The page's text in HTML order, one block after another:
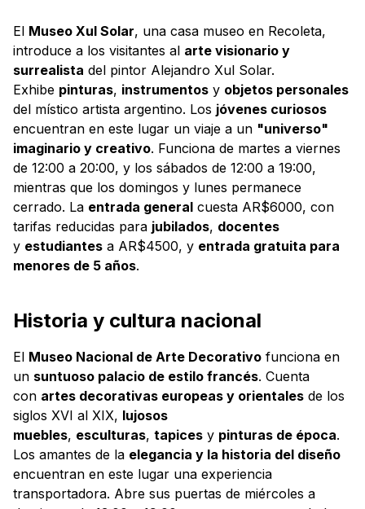
El Museo Xul Solar, una casa museo en Recoleta,
introduce a los visitantes al arte visionario y
surrealista del pintor Alejandro Xul Solar.
Exhibe pinturas, instrumentos y objetos personales
del místico artista argentino. Los jóvenes curiosos
encuentran en este lugar un viaje a un "universo"
imaginario y creativo. Funciona de martes a viernes
de 12:00 a 20:00, y los sábados de 12:00 a 19:00,
mientras que los domingos y lunes permanece
cerrado. La entrada general cuesta AR$6000, con
tarifas reducidas para jubilados, docentes
y estudiantes a AR$4500, y entrada gratuita para
menores de 5 años.
Historia y cultura nacional
El Museo Nacional de Arte Decorativo funciona en
un suntuoso palacio de estilo francés. Cuenta
con artes decorativas europeas y orientales de los
siglos XVI al XIX, lujosos
muebles, esculturas, tapices y pinturas de época.
Los amantes de la elegancia y la historia del diseño
encuentran en este lugar una experiencia
transportadora. Abre sus puertas de miércoles a